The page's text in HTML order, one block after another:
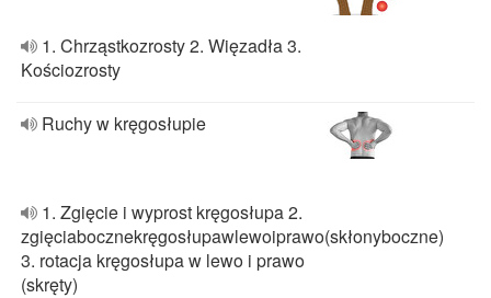
1. Chrząstkozrosty 2. Więzadła 3.
Kościozrosty
Ruchy w kręgosłupie
1. Zgięcie i wyprost kręgosłupa 2.
zgięciabocznekręgosłupawlewoiprawo(skłonyboczne)
3. rotacja kręgosłupa w lewo i prawo
(skręty)